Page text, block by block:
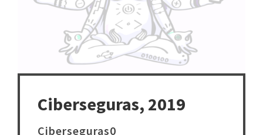
Ciberseguras, 2019
Ciberseguras0